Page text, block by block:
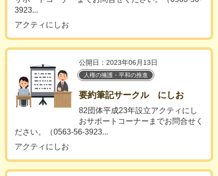
3923...
アクティにしお
公開日：2023年06月13日
人権の擁護・平和の推進
要約筆記サークル にしお
82団体平成23年設立アクティにし
おサポートコーナーまでお問合せく
ださい。（0563-56-3923...
アクティにしお